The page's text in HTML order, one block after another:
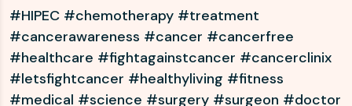
#HIPEC #chemotherapy #treatment
#cancerawareness #cancer #cancerfree
#healthcare #fightagainstcancer #cancerclinix
#letsfightcancer #healthyliving #fitness
#medical #science #surgery #surgeon #doctor